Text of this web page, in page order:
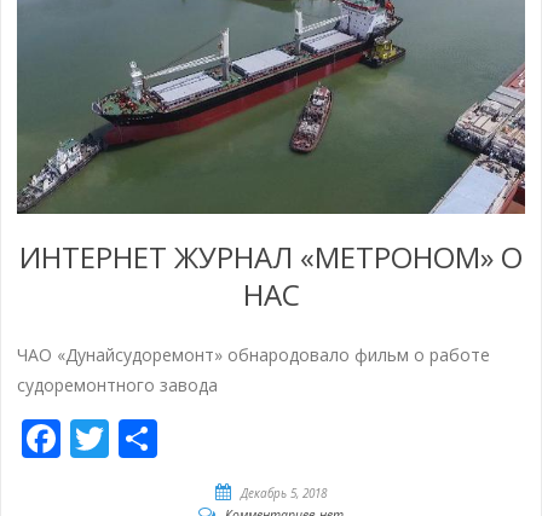
ИНТЕРНЕТ ЖУРНАЛ «МЕТРОНОМ» О
НАС
ЧАО «Дунайсудоремонт» обнародовало фильм о работе
судоремонтного завода
Facebook
Twitter
Декабрь 5, 2018